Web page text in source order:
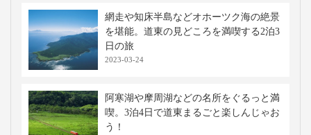
網走や知床半島などオホーツク海の絶景
を堪能。道東の見どころを満喫する2泊3
日の旅
2023-03-24
阿寒湖や摩周湖などの名所をぐるっと満
喫。3泊4日で道東まるごと楽しんじゃお
う！